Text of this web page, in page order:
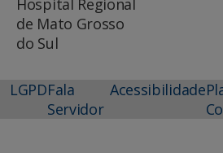
Hospital Regional
de Mato Grosso
do Sul
LGPDFala
Servidor
Acessibilidade